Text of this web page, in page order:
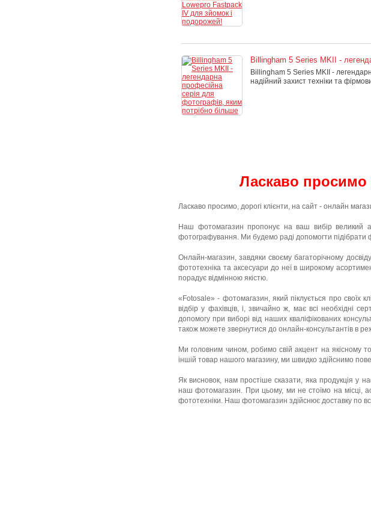
Billingham 5 Series MKII -
Billingham 5 Series MKII -
надійний захист техніки та
Ласкаво просимо
Ласкаво просимо, дорогі клієнти, на сайт - онлайн
Наш фотомагазин пропонує на ваш вибір великий
фотографування. Ми будемо раді допомогти
Онлайн-магазин, завдяки своєму багаторічному
фототехніка та аксесуари до неї в широкому
порадує відмінною якістю.
«Fotosale» - фотомагазин, який піклується про своїх
відбір у фахівців, і, звичайно ж, має всі необхідні
допомогу при виборі від наших кваліфікованих
також можете звернутися до онлайн-консультантів в
Ми головним чином, робимо свій акцент на якісному
іншій товар нашого магазину, ми швидко здійснимо
Як висновок, нам простіше сказати, яка продукція у
наш фотомагазин. При цьому, ми не стоїмо на місці,
фототехніки. Наш фотомагазин здійснює доставку по